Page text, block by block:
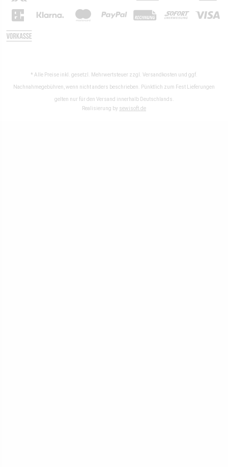
* Alle Preise inkl. gesetzl. Mehrwertsteuer zzgl. Versandkosten und ggf.
Nachnahmegebühren, wenn nicht anders beschrieben. Pünktlich zum Fest Lieferungen
gelten nur für den Versand innerhalb Deutschlands.
Realisierung by sewisoft.de